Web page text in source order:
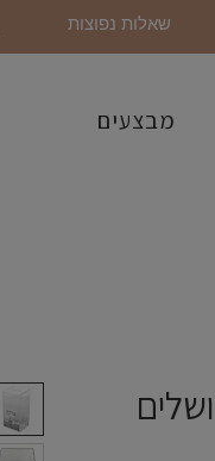
שאלות נפוצות
מבצעים